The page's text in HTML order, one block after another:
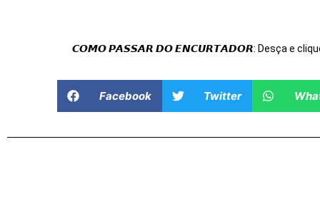
𝘾𝙊𝙈𝙊 𝙋𝘼𝙎𝙎𝘼𝙍 𝘿𝙊 𝙀𝙉𝘾𝙐𝙍𝙏𝘼𝘿𝙊𝙍: Desça e clique
Facebook Twitter